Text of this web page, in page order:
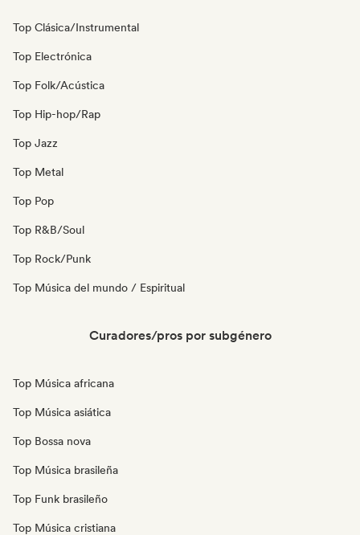
Top Clásica/Instrumental
Top Electrónica
Top Folk/Acústica
Top Hip-hop/Rap
Top Jazz
Top Metal
Top Pop
Top R&B/Soul
Top Rock/Punk
Top Música del mundo / Espiritual
Curadores/pros por subgénero
Top Música africana
Top Música asiática
Top Bossa nova
Top Música brasileña
Top Funk brasileño
Top Música cristiana